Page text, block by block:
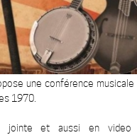
une conférence musicale
1970.
jointe et aussi en